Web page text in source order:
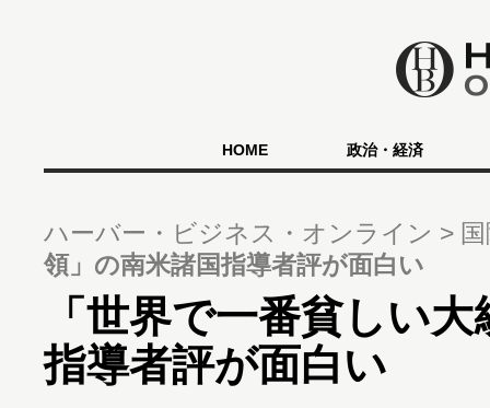
HOME 政治・経済
ハーバー・ビジネス・オンライン
領」の南米諸国指導者評が面白い
「世界で一番貧しい
指導者評が面白い